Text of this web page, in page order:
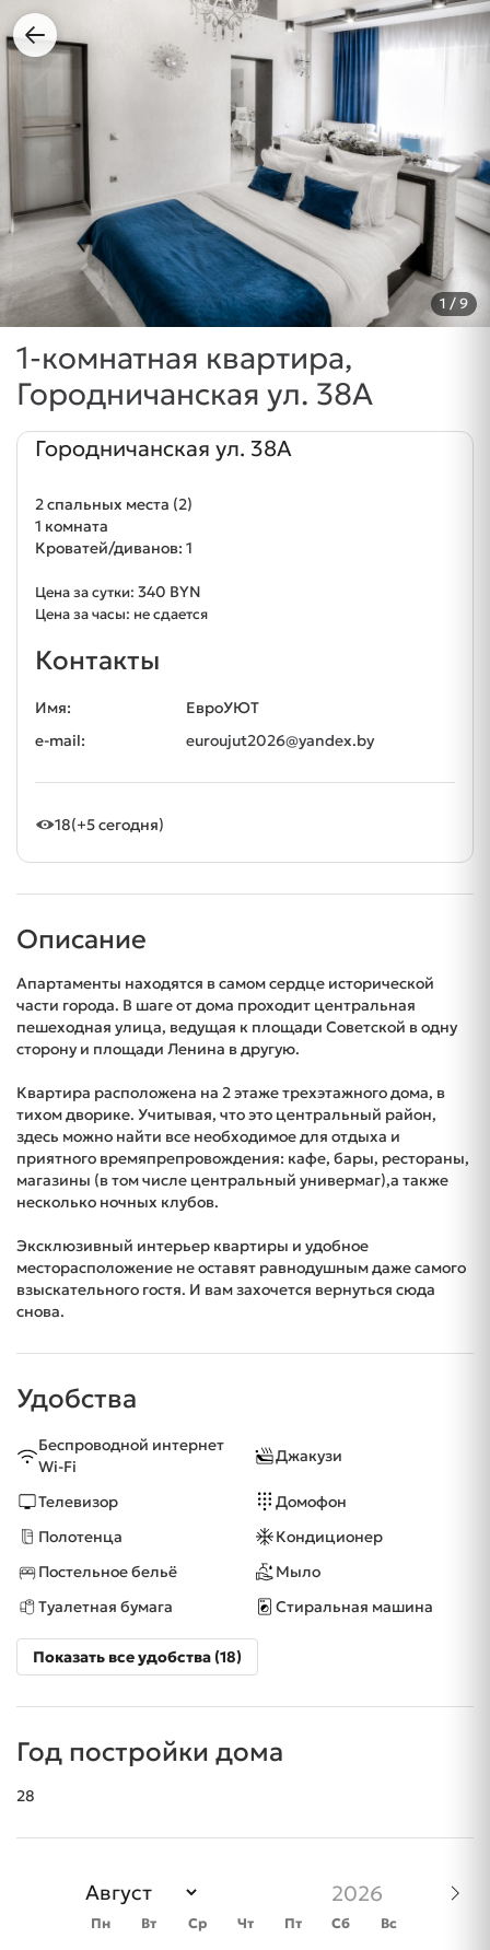
1 / 9
1-комнатная квартира,
Городничанская ул. 38А
Городничанская ул. 38А
2 спальных места (2)
1 комната
Кроватей/диванов: 1
Цена за сутки: 340 BYN
Цена за часы: не сдается
Контакты
Имя:
ЕвроУЮТ
e-mail:
euroujut2026@yandex.by
18(+5 сегодня)
Описание
Апартаменты находятся в самом сердце исторической
части города. В шаге от дома проходит центральная
пешеходная улица, ведущая к площади Советской в одну
сторону и площади Ленина в другую.
Квартира расположена на 2 этаже трехэтажного дома, в
тихом дворике. Учитывая, что это центральный район,
здесь можно найти все необходимое для отдыха и
приятного времяпрепровождения: кафе, бары, рестораны,
магазины (в том числе центральный универмаг),а также
несколько ночных клубов.
Эксклюзивный интерьер квартиры и удобное
месторасположение не оставят равнодушным даже самого
взыскательного гостя. И вам захочется вернуться сюда
снова.
Удобства
Беспроводной интернет
Wi-Fi
Джакузи
Телевизор
Домофон
Полотенца
Кондиционер
Постельное бельё
Мыло
Туалетная бумага
Стиральная машина
Показать все удобства (18)
Год постройки дома
28
Пн Вт Ср Чт Пт Сб Вс